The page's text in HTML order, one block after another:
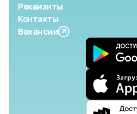
Реквизиты
Контакты
Вакансии